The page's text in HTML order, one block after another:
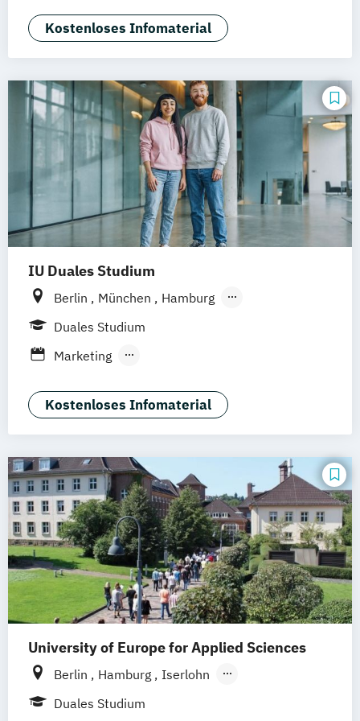
Wirtschaftspsychologie
Kostenloses Infomaterial
IU Duales Studium
Berlin München
Hamburg
Frankfurt am Main
Mannheim
Augsburg Bielefeld Braunschweig
Dresden Duisburg Karlsruhe
Mainz Münster Stuttgart Aachen
deutschlandweit Bonn
Duales Studium
Marketing
Kostenloses Infomaterial
University of Europe for Applied Sciences
Berlin Hamburg
Iserlohn
UE Innovation Hub
Duales Studium